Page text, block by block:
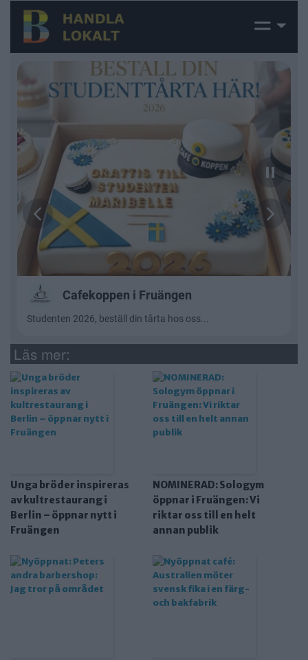
Läs mer:
Unga bröder inspireras
av kultrestaurang i
Berlin – öppnar nytt i
Fruängen
NOMINERAD: Sologym
öppnar i Fruängen: Vi
riktar oss till en helt
annan publik